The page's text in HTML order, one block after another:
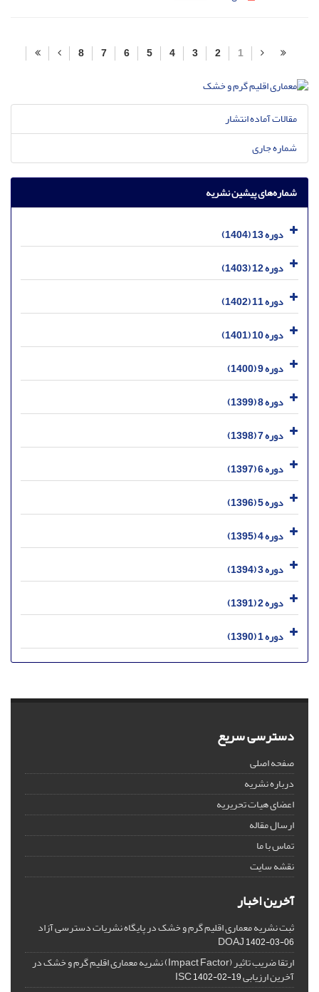
1
2
3
4
5
6
7
8
مقالات آماده انتشار
شماره جاری
شماره‌های پیشین نشریه
دوره 13 (1404)
دوره 12 (1403)
دوره 11 (1402)
دوره 10 (1401)
دوره 9 (1400)
دوره 8 (1399)
دوره 7 (1398)
دوره 6 (1397)
دوره 5 (1396)
دوره 4 (1395)
دوره 3 (1394)
دوره 2 (1391)
دوره 1 (1390)
دسترسی سریع
صفحه اصلی
درباره نشریه
اعضای هیات تحریریه
ارسال مقاله
تماس با ما
نقشه سایت
آخرین اخبار
ثبت نشریه معماری اقلیم گرم و خشک در پایگاه نشریات دسترسی آزاد
DOAJ1402-03-06
ارتقا ضریب تاثیر (Impact Factor) نشریه معماری اقلیم گرم و خشک در
آخرین ارزیابی ISC1402-02-19